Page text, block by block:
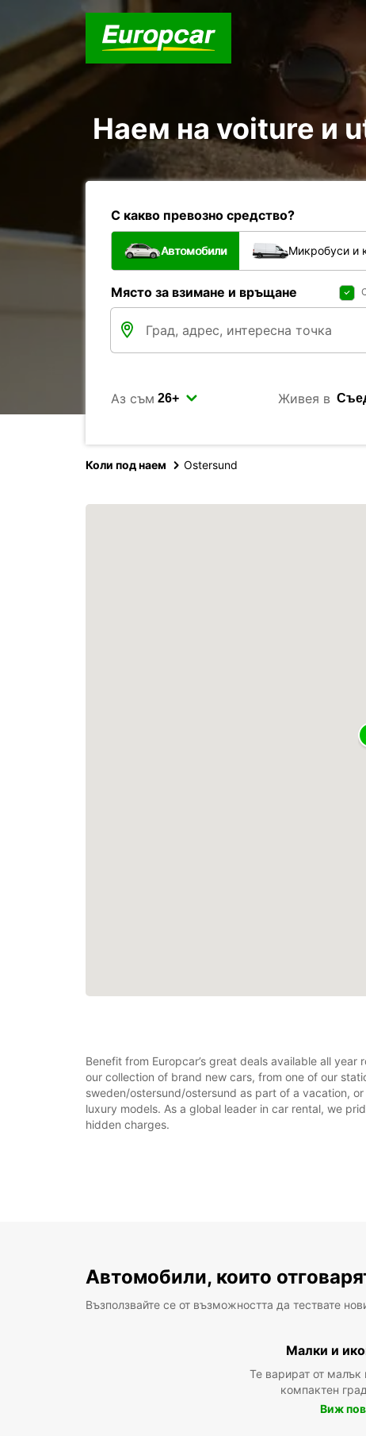
Наем на voiture и
С какво превозно средство?
Автомобили Микробуси и
Място за взимане и връщане
Аз съм Живея в
Коли под наем Ostersund
Benefit from Europcar’s great deals available all
our collection of brand new cars, from one of our
sweden/ostersund/ostersund as part of a vacation,
luxury models. As a global leader in car rental, we
hidden charges.
Автомобили, които
Възползвайте се от възможността да тествате
Малки и
Те варират от
компактен
Виж